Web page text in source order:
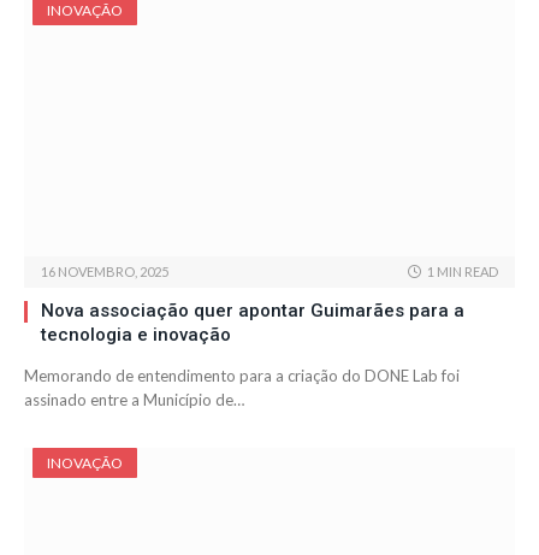
INOVAÇÃO
16 NOVEMBRO, 2025 1 MIN READ
Nova associação quer apontar Guimarães para a
tecnologia e inovação
Memorando de entendimento para a criação do DONE Lab foi
assinado entre a Município de…
INOVAÇÃO